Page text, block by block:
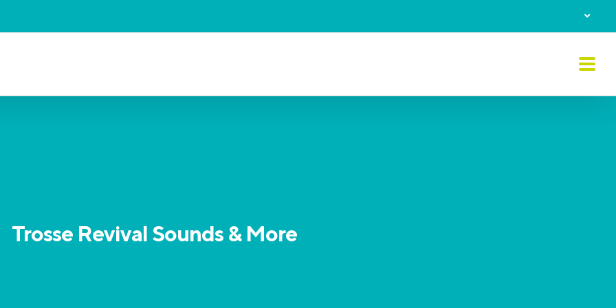
Trosse Revival Sounds & More